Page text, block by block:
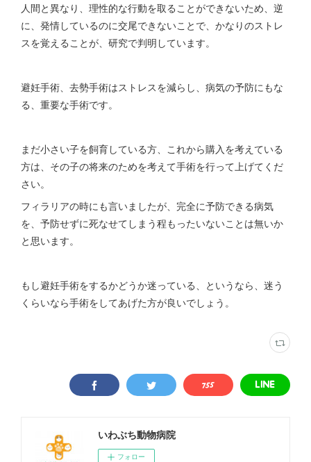
人間と異なり、理性的な行動を取ることができないため、逆
に、発情しているのに交尾できないことで、かなりのストレ
スを覚えることが、研究で判明しています。
避妊手術、去勢手術はストレスを減らし、病気の予防にもな
る、重要な手術です。
まだ小さい子を飼育している方、これから購入を考えている
方は、その子の将来のためを考えて手術を行って上げてくだ
さい。
フィラリアの時にも言いましたが、完全に予防できる病気
を、予防せずに死なせてしまう程もったいないことは無いか
と思います。
もし避妊手術をするかどうか迷っている、というなら、迷う
くらいなら手術をしてあげた方が良いでしょう。
いわぶち動物病院
フォロー